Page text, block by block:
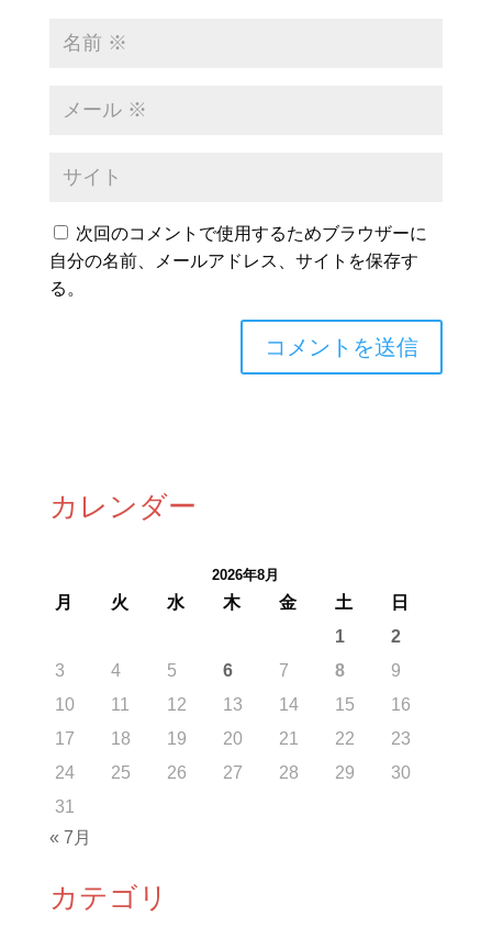
次回のコメントで使用するためブラウザーに
自分の名前、メールアドレス、サイトを保存す
る。
カレンダー
2026年8月
月 火 水 木 金 土
日
1
2
3
4 5 6 7 8
9
10
11 12 13 14 15
16
17
18 19 20 21 22
23
24
25 26 27 28 29
30
31
« 7月
カテゴリ